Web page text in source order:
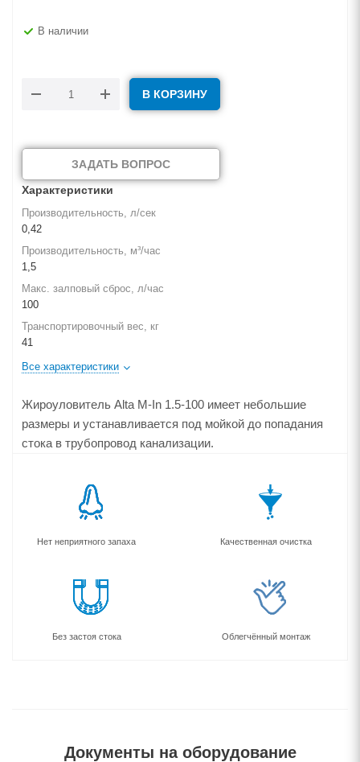
В наличии
В КОРЗИНУ
ЗАДАТЬ ВОПРОС
Характеристики
Производительность, л/сек
0,42
Производительность, м³/час
1,5
Макс. залповый сброс, л/час
100
Транспортировочный вес, кг
41
Все характеристики
Жироуловитель Alta M-In 1.5-100 имеет небольшие
размеры и устанавливается под мойкой до попадания
стока в трубопровод канализации.
Нет неприятного запаха Качественная очистка
Без застоя стока Облегчённый монтаж
Документы на оборудование